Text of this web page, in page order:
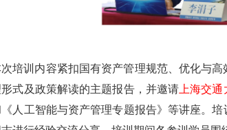
培训内容紧扣国有资产管理规范、优化与
式及政策解读的主题报告，并邀请 上海交通
人工智能与资产管理专题报告》等讲座。培